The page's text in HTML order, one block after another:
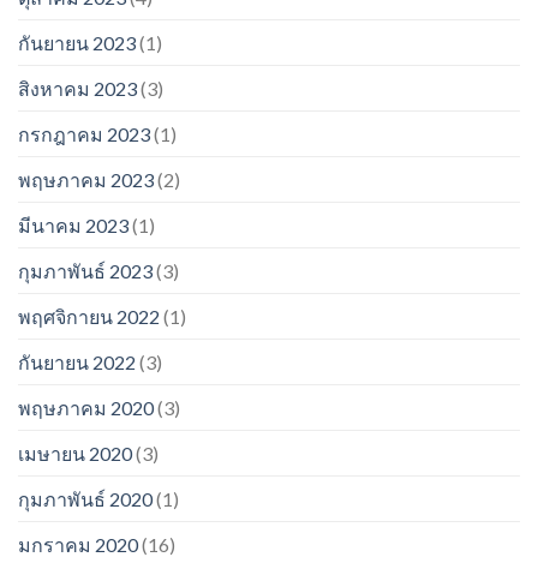
กันยายน 2023(1)
สิงหาคม 2023(3)
กรกฎาคม 2023(1)
พฤษภาคม 2023(2)
มีนาคม 2023(1)
กุมภาพันธ์ 2023(3)
พฤศจิกายน 2022 (1)
กันยายน 2022 (3)
พฤษภาคม 2020(3)
เมษายน 2020(3)
กุมภาพันธ์ 2020(1)
มกราคม 2020(16)